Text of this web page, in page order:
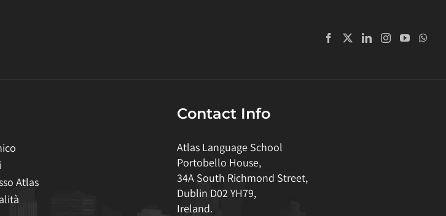
Atlas
Contact Info
Atlas Language School
Portobello House,
34A South Richmond Street,
Dublin D02 YH79,
Ireland.